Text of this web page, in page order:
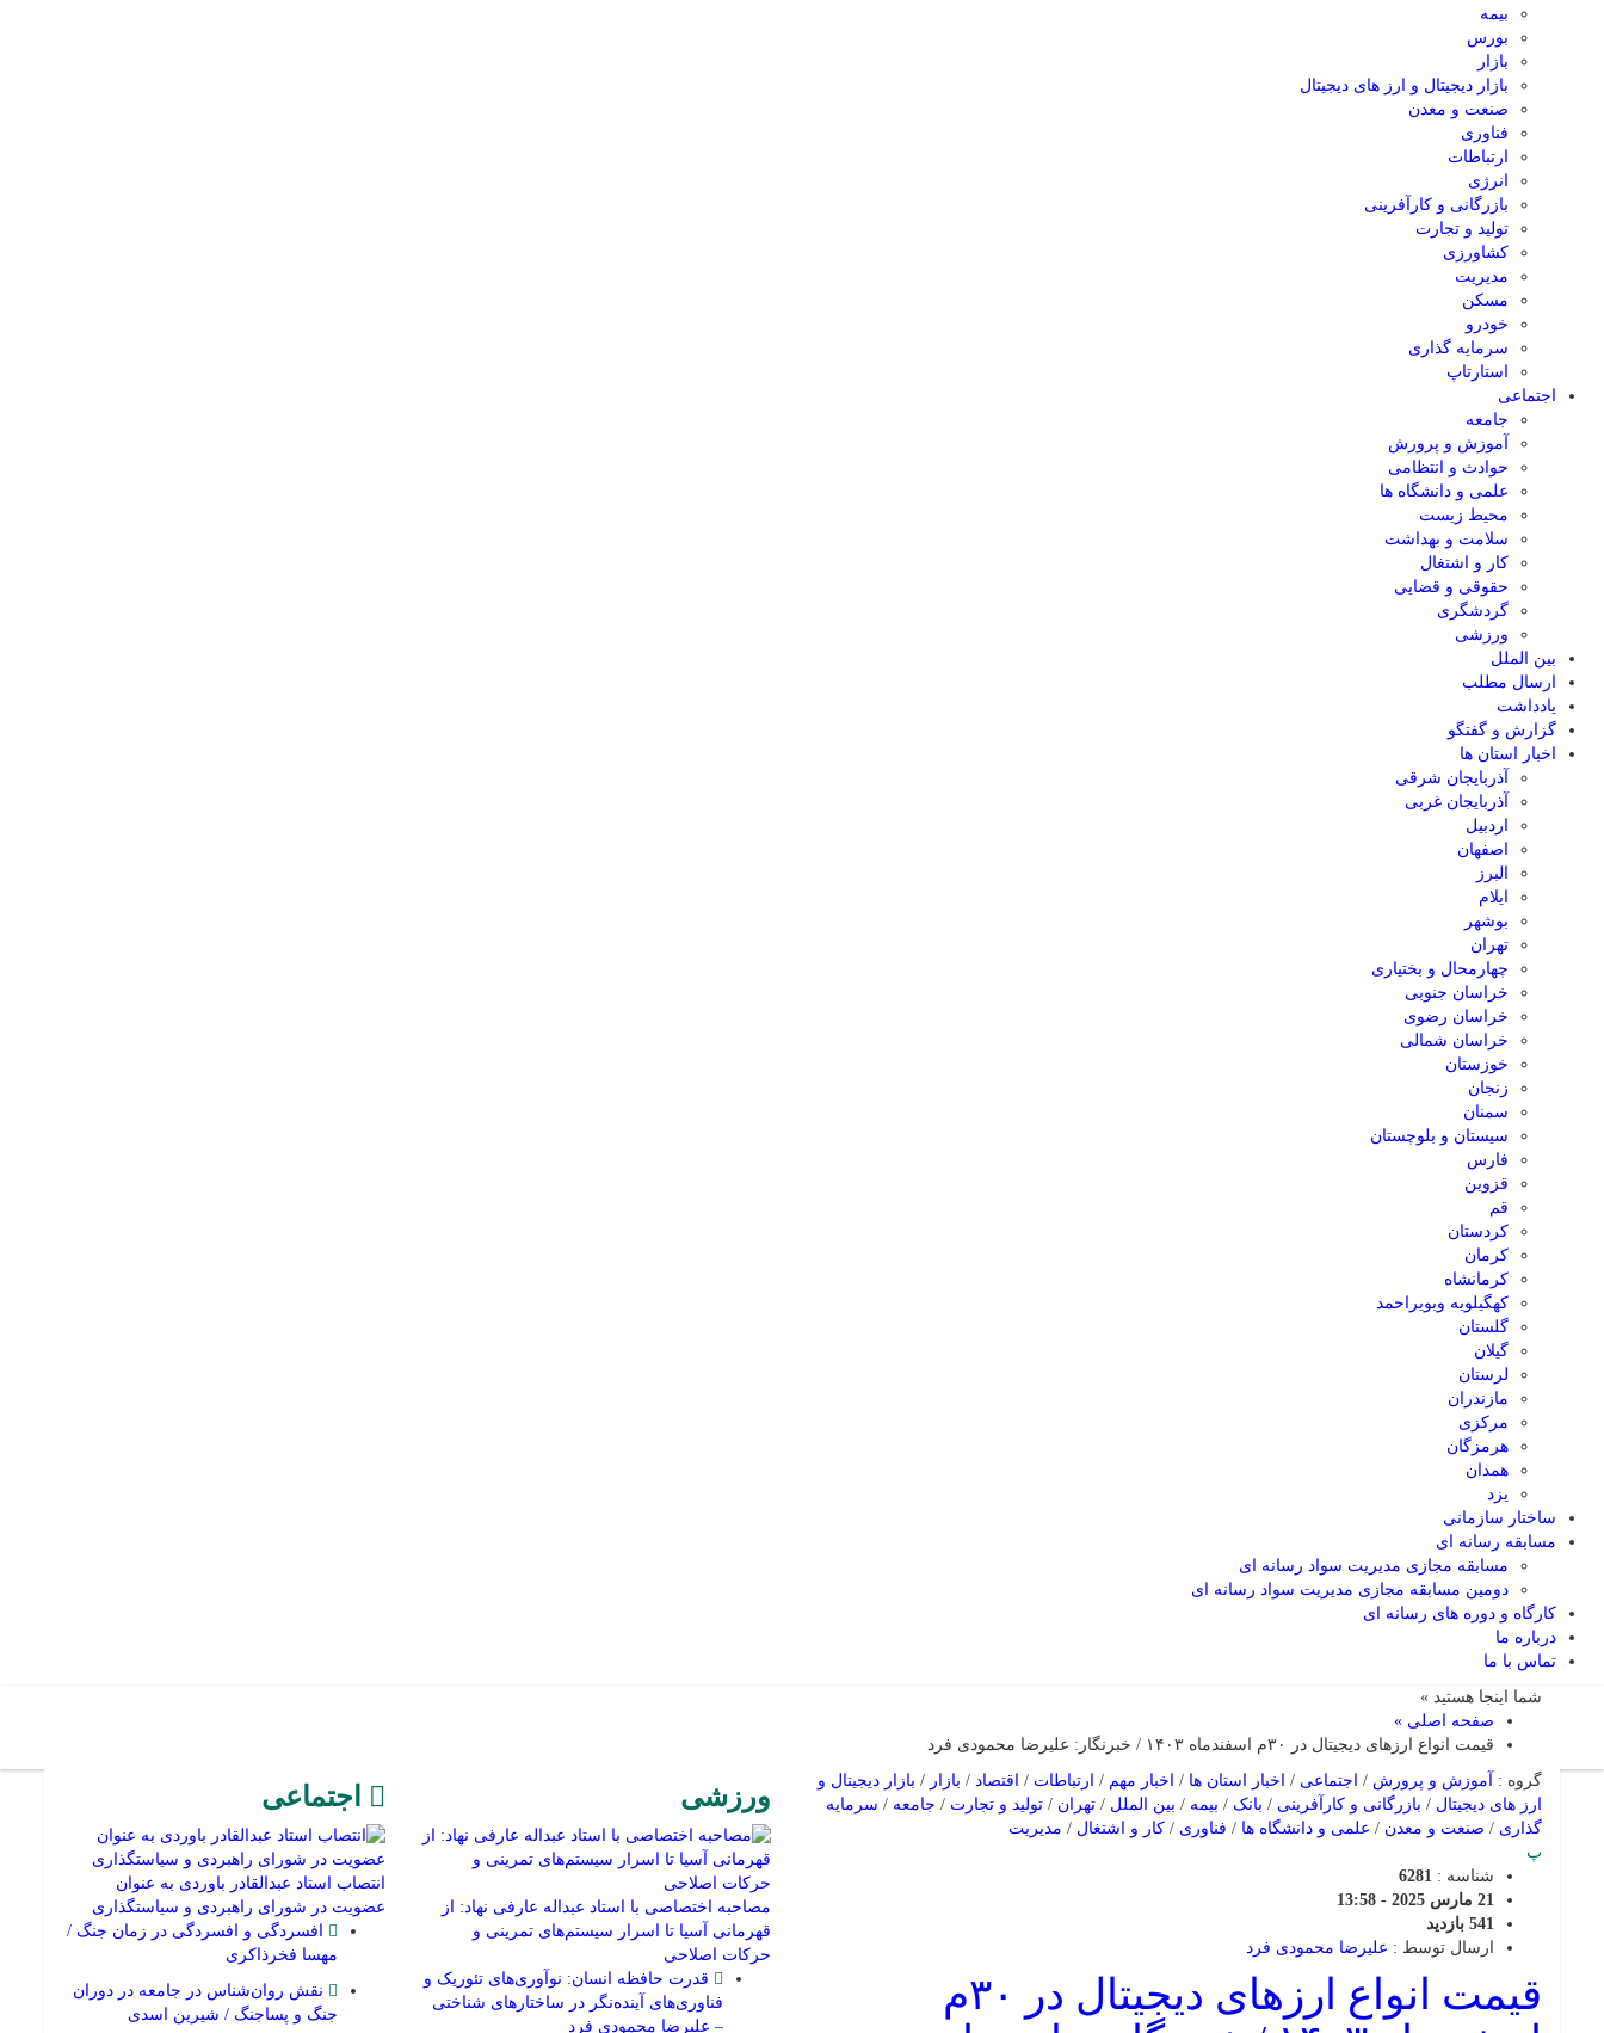
بیمه
بورس
بازار
بازار دیجیتال و ارز های دیجیتال
صنعت و معدن
فناوری
ارتباطات
انرژی
بازرگانی و کارآفرینی
تولید و تجارت
کشاورزی
مدیریت
مسکن
خودرو
سرمایه گذاری
استارتاپ
اجتماعی
جامعه
آموزش و پرورش
حوادث و انتظامی
علمی و دانشگاه ها
محیط زیست
سلامت و بهداشت
کار و اشتغال
حقوقی و قضایی
گردشگری
ورزشی
بین الملل
ارسال مطلب
یادداشت
گزارش و گفتگو
اخبار استان ها
آذربایجان شرقی
آذربایجان غربی
اردبیل
اصفهان
البرز
ایلام
بوشهر
تهران
چهارمحال و بختیاری
خراسان جنوبی
خراسان رضوی
خراسان شمالی
خوزستان
زنجان
سمنان
سیستان و بلوچستان
فارس
قزوین
قم
کردستان
کرمان
کرمانشاه
کهگیلویه وبویراحمد
گلستان
گیلان
لرستان
مازندران
مرکزی
هرمزگان
همدان
یزد
ساختار سازمانی
مسابقه رسانه ای
مسابقه مجازی مدیریت سواد رسانه ای
دومین مسابقه مجازی مدیریت سواد رسانه ای
کارگاه و دوره های رسانه ای
درباره ما
تماس با ما
شما اینجا هستید »
صفحه اصلی »
قیمت انواع ارزهای دیجیتال در ۳۰م اسفندماه ۱۴۰۳ / خبرنگار: علیرضا محمودی فرد
گروه :
آموزش و پرورش / اجتماعی / اخبار استان ها / اخبار مهم / ارتباطات / اقتصاد / بازار / بازار دیجیتال و
ارز های دیجیتال / بازرگانی و کارآفرینی / بانک / بیمه / بین الملل / تهران / تولید و تجارت / جامعه / سرمایه
گذاری / صنعت و معدن / علمی و دانشگاه ها / فناوری / کار و اشتغال / مدیریت
پ
شناسه : 6281
21 مارس 2025 - 13:58
541 بازدید
ارسال توسط : علیرضا محمودی فرد
قیمت انواع ارزهای دیجیتال در ۳۰م
ورزشی
مصاحبه اختصاصی با استاد عبداله عارفی نهاد: از
قهرمانی آسیا تا اسرار سیستم‌های تمرینی و
حرکات اصلاحی
قدرت حافظه انسان: نوآوری‌های تئوریک و
فناوری‌های آینده‌نگر در ساختارهای شناختی
– علیرضا محمودی فرد
اجتماعی
انتصاب استاد عبدالقادر باوردی به عنوان
عضویت در شورای راهبردی و سیاستگذاری
افسردگی و افسردگی در زمان جنگ /
مهسا فخرذاکری
نقش روان‌شناس در جامعه در دوران
جنگ و پساجنگ / شیرین اسدی